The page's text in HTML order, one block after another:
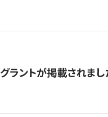
ントが掲載されまし